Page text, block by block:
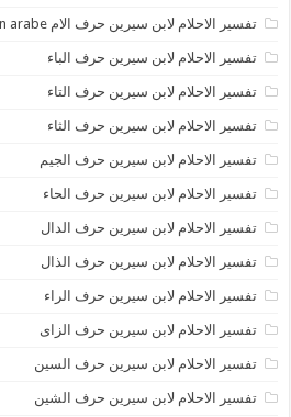
تفسير الاحلام لابن سيرين حرف الام tafsir ahlam en arabe
تفسير الاحلام لابن سيرين حرف الباء
تفسير الاحلام لابن سيرين حرف التاء
تفسير الاحلام لابن سيرين حرف الثاء
تفسير الاحلام لابن سيرين حرف الجيم
تفسير الاحلام لابن سيرين حرف الحاء
تفسير الاحلام لابن سيرين حرف الدال
تفسير الاحلام لابن سيرين حرف الذال
تفسير الاحلام لابن سيرين حرف الراء
تفسير الاحلام لابن سيرين حرف الزاى
تفسير الاحلام لابن سيرين حرف السين
تفسير الاحلام لابن سيرين حرف الشين